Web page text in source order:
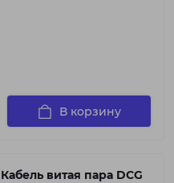
В корзину
Кабель витая пара DCG